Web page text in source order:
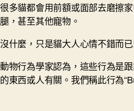
很多貓都會用前額或面部去磨擦
腿，甚至其他寵物。
沒什麼，只是貓大人心情不錯而
動物行為學家認為，這些行為是
的東西或人有關。我們稱此行為